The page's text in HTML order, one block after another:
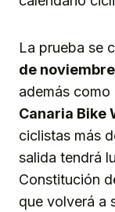
La prueba se
de
además como
Canaria Bike
ciclistas más
salida tendrá
Constitución
que volverá a